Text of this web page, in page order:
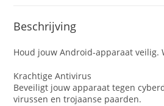
Beschrijving
Houd jouw Android-apparaat veilig.
Krachtige Antivirus
Beveiligt jouw apparaat tegen
virussen en trojaanse paarden.